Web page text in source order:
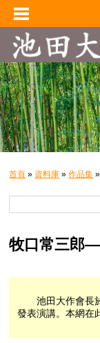
首頁 » 資料庫 »作品集
牧口常三郎
池田大作會長於
發表演講。本網在